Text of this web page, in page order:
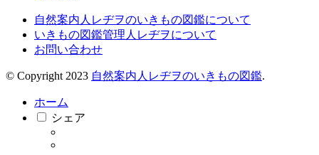
自然案内人レヂヲのいきもの図鑑について
いきもの図鑑管理人レヂヲについて
お問い合わせ
© Copyright 2023 自然案内人レヂヲのいきもの図鑑.
ホーム
シェア